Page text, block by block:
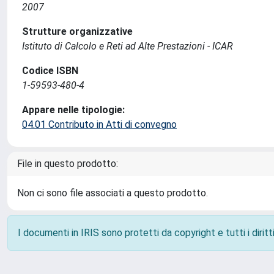
2007
Strutture organizzative
Istituto di Calcolo e Reti ad Alte Prestazioni - ICAR
Codice ISBN
1-59593-480-4
Appare nelle tipologie:
04.01 Contributo in Atti di convegno
File in questo prodotto:
Non ci sono file associati a questo prodotto.
I documenti in IRIS sono protetti da copyright e tutti i